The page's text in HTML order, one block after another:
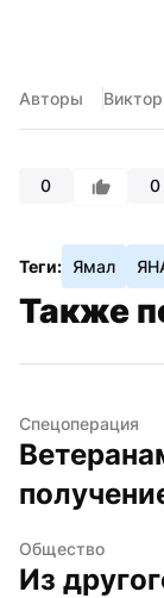
Авторы
0 0
Теги: Ямал
Также
Спецоперация
Общество
Из